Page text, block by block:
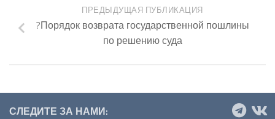
ПРЕДЫДУЩАЯ ПУБЛИКАЦИЯ
?Порядок возврата государственной пошлины
по решению суда
СЛЕДИТЕ ЗА НАМИ: